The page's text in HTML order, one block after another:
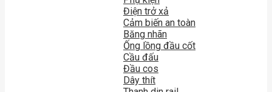
Điện trở xả
Cảm biến an toàn
Băng nhãn
Ống lồng đầu cốt
Cầu đấu
Đầu cos
Dây thít